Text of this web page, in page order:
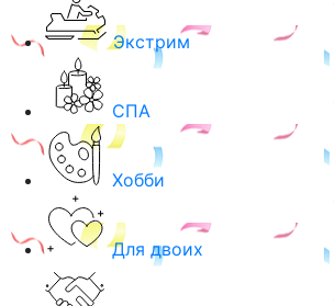
Экстрим
СПА
Хобби
Для двоих